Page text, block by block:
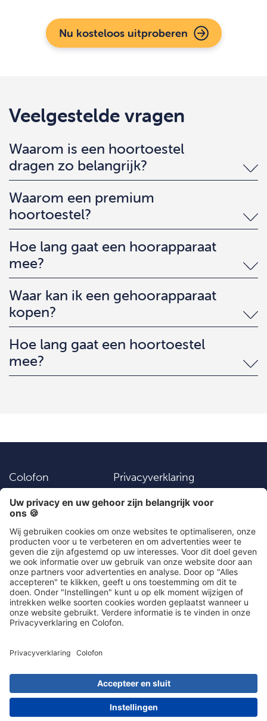
Nu kosteloos uitproberen
Veelgestelde vragen
Waarom is een hoortoestel
dragen zo belangrijk?
Waarom een premium
hoortoestel?
Hoe lang gaat een hoorapparaat
mee?
Waar kan ik een gehoorapparaat
kopen?
Hoe lang gaat een hoortoestel
mee?
Colofon
Privacyverklaring
Vacatures
Instellingen
Contact
voorwaarden
Social Media
030 203 01 41
Meest populaire artikelen